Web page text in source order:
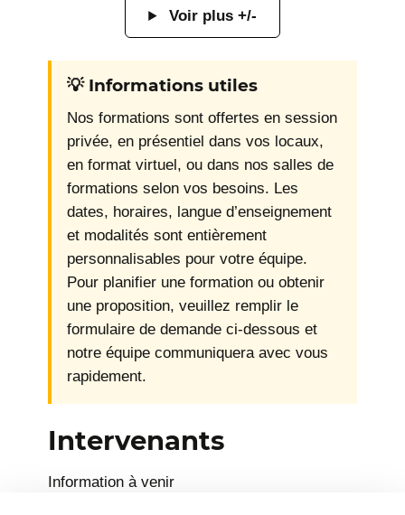
Voir plus +/-
💡 Informations utiles
Nos formations sont offertes en session
privée, en présentiel dans vos locaux,
en format virtuel, ou dans nos salles de
formations selon vos besoins. Les
dates, horaires, langue d’enseignement
et modalités sont entièrement
personnalisables pour votre équipe.
Pour planifier une formation ou obtenir
une proposition, veuillez remplir le
formulaire de demande ci-dessous et
notre équipe communiquera avec vous
rapidement.
Intervenants
Information à venir